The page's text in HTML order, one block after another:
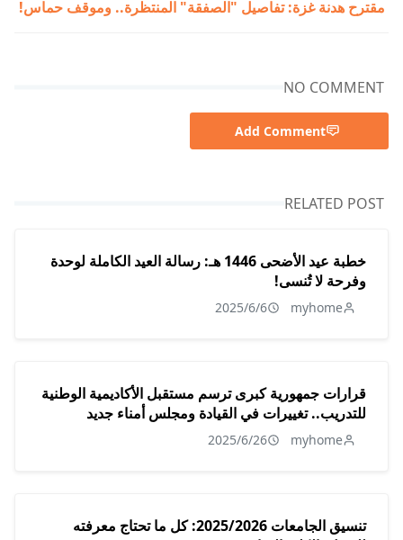
مقترح هدنة غزة: تفاصيل "الصفقة" المنتظرة.. وموقف حماس!
NO COMMENT
Add Comment
RELATED POST
خطبة عيد الأضحى 1446 هـ: رسالة العيد الكاملة لوحدة
وفرحة لا تُنسى!
myhome
2025/6/6
قرارات جمهورية كبرى ترسم مستقبل الأكاديمية الوطنية
للتدريب.. تغييرات في القيادة ومجلس أمناء جديد
myhome
2025/6/26
تنسيق الجامعات 2025/2026: كل ما تحتاج معرفته